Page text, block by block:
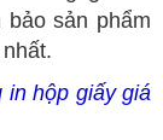
bảo sản phẩm
in hộp giấy giá